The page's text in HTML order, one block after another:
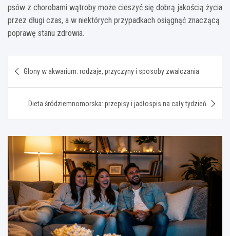
psów z chorobami wątroby może cieszyć się dobrą jakością życia
przez długi czas, a w niektórych przypadkach osiągnąć znaczącą
poprawę stanu zdrowia.
wpisu
Glony w akwarium: rodzaje, przyczyny i sposoby zwalczania
Dieta śródziemnomorska: przepisy i jadłospis na cały tydzień